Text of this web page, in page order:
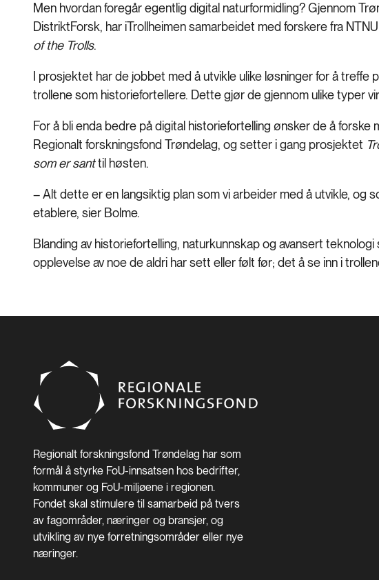
Men hvordan foregår egentlig digital naturformidling? Gjennom
DistriktForsk, har iTrollheimen samarbeidet med forskere fra
of the Trolls.
I prosjektet har de jobbet med å utvikle ulike løsninger for å treffe
trollene som historiefortellere. Dette gjør de gjennom ulike typer
For å bli enda bedre på digital historiefortelling ønsker de å
Regionalt forskningsfond Trøndelag, og setter i gang prosjektet
som er santtil høsten.
– Alt dette er en langsiktig plan som vi arbeider med å utvikle, og
etablere, sier Bolme.
Blanding av historiefortelling, naturkunnskap og avansert
opplevelse av noe de aldri har sett eller følt før; det å se inn i
Regionalt forskningsfond Trøndelag har som
formål å styrke FoU-innsatsen hos bedrifter,
kommuner og FoU-miljøene i regionen.
Fondet skal stimulere til samarbeid på tvers
av fagområder, næringer og bransjer, og
utvikling av nye forretningsområder eller nye
næringer.